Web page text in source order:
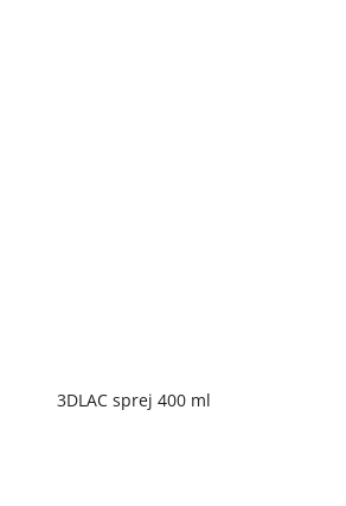
3DLAC sprej 400 ml